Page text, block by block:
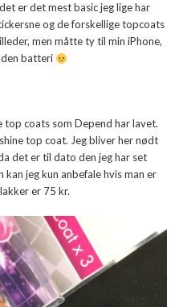
er det mest basic jeg lige har
og de forskellige topcoats
men måtte ty til min iPhone,
batteri
top coats som Depend har lavet.
top coat. Jeg bliver her nødt
det er til dato den jeg har set
jeg kun anbefale hvis man er
er 75 kr.